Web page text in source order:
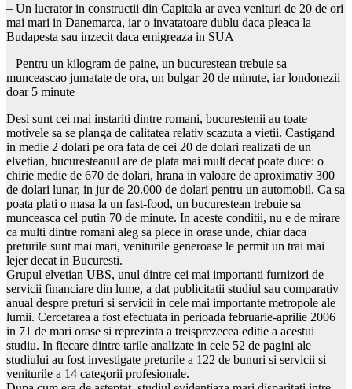
– Un lucrator in constructii din Capitala ar avea venituri de 20 de ori
mai mari in Danemarca, iar o invatatoare dublu daca pleaca la
Budapesta sau inzecit daca emigreaza in SUA
– Pentru un kilogram de paine, un bucurestean trebuie sa
munceascao jumatate de ora, un bulgar 20 de minute, iar londonezii
doar 5 minute
Desi sunt cei mai instariti dintre romani, bucurestenii au toate
motivele sa se planga de calitatea relativ scazuta a vietii. Castigand
in medie 2 dolari pe ora fata de cei 20 de dolari realizati de un
elvetian, bucuresteanul are de plata mai mult decat poate duce: o
chirie medie de 670 de dolari, hrana in valoare de aproximativ 300
de dolari lunar, in jur de 20.000 de dolari pentru un automobil. Ca sa
poata plati o masa la un fast-food, un bucurestean trebuie sa
munceasca cel putin 70 de minute. In aceste conditii, nu e de mirare
ca multi dintre romani aleg sa plece in orase unde, chiar daca
preturile sunt mai mari, veniturile generoase le permit un trai mai
lejer decat in Bucuresti.
Grupul elvetian UBS, unul dintre cei mai importanti furnizori de
servicii financiare din lume, a dat publicitatii studiul sau comparativ
anual despre preturi si servicii in cele mai importante metropole ale
lumii. Cercetarea a fost efectuata in perioada februarie-aprilie 2006
in 71 de mari orase si reprezinta a treisprezecea editie a acestui
studiu. In fiecare dintre tarile analizate in cele 52 de pagini ale
studiului au fost investigate preturile a 122 de bunuri si servicii si
veniturile a 14 categorii profesionale.